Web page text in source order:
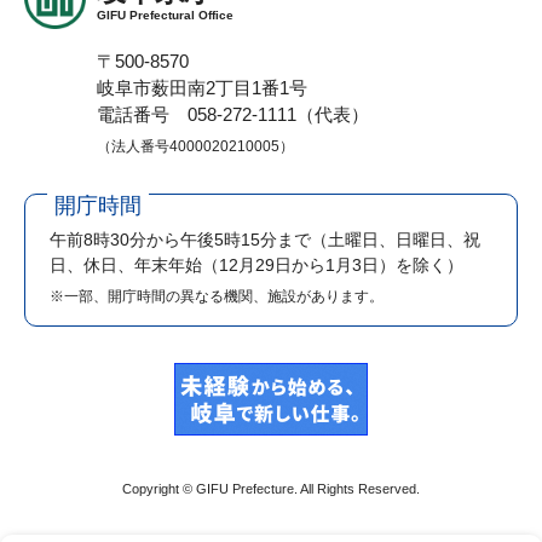
GIFU Prefectural Office
〒500-8570
岐阜市薮田南2丁目1番1号
電話番号 058-272-1111（代表）
（法人番号4000020210005）
開庁時間
午前8時30分から午後5時15分まで （土曜日、日曜日、祝
日、休日、年末年始（12月29日から1月3日）を除く）
※一部、開庁時間の異なる機関、施設があります。
Copyright © GIFU Prefecture. All Rights Reserved.